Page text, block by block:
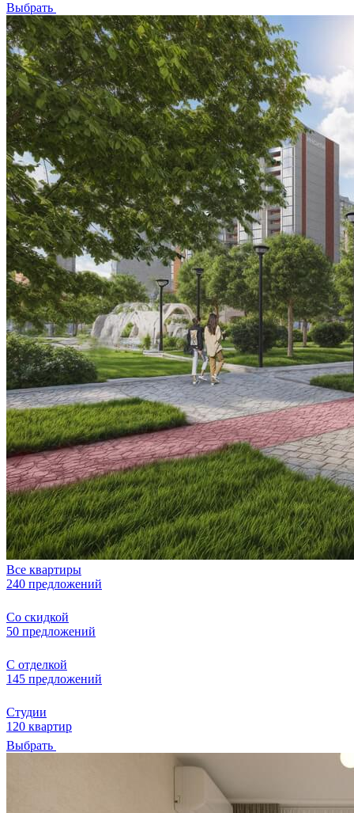
Выбрать
Все квартиры
240 предложений
Со скидкой
50 предложений
С отделкой
145 предложений
Студии
120 квартир
Выбрать